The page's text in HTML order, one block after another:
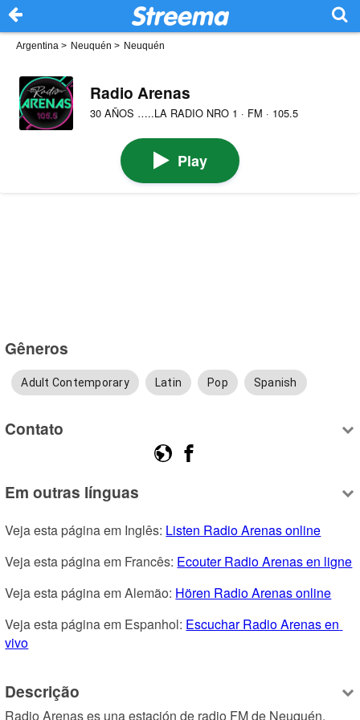
Argentina > Neuquén > Neuquén
Radio Arenas
30 AÑOS …..LA RADIO NRO 1 · FM · 105.5
Play
Gêneros
Adult Contemporary Latin Pop Spanish
Contato
Em outras línguas
Veja esta página em Inglês: Listen Radio Arenas online
Veja esta página em Francês: Ecouter Radio Arenas en ligne
Veja esta página em Alemão: Hören Radio Arenas online
Veja esta página em Espanhol: Escuchar Radio Arenas en
vivo
Descrição
Radio Arenas es una estación de radio FM de Neuquén,